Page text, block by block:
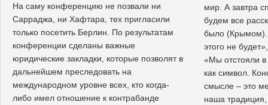
На саму конференцию не позвали ни
Сарраджа, ни Хафтара, тех пригласили
только посетить Берлин. По результатам
конференции сделаны важные
юридические закладки, которые позволят в
дальнейшем преследовать на
международном уровне всех, кто когда-
либо имел отношение к контрабанде
мир. А завтра
будем все
было (Крымом).
этого не
«Мы отстояли в
как символ.
смысле – это
наша традиция,